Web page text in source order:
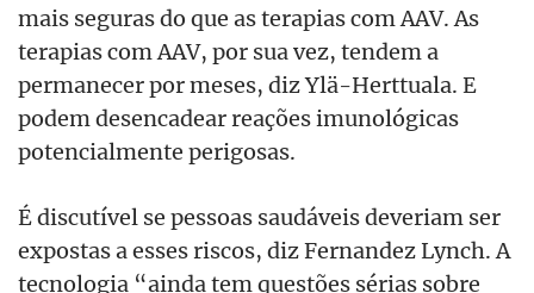
mais seguras do que as terapias com AAV. As
terapias com AAV, por sua vez, tendem a
permanecer por meses, diz Ylä-Herttuala. E
podem desencadear reações imunológicas
potencialmente perigosas.
É discutível se pessoas saudáveis deveriam ser
expostas a esses riscos, diz Fernandez Lynch. A
tecnologia “ainda tem questões sérias sobre